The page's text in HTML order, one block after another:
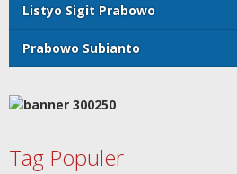
Listyo Sigit Prabowo
Prabowo Subianto
Tag Populer